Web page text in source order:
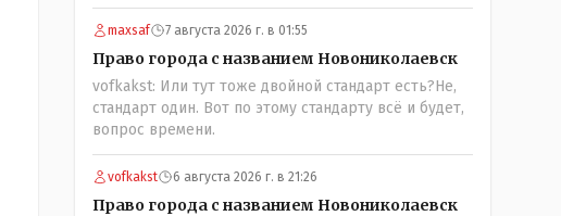
избрали и спросить увы не получается! Парадкс в
том что и власти это не особо нужно, когда пар
скапливается, ему требуется выход, а депутаты
были бы идеальным барашком на заклание! Но как
обычно, спешили, до конца не продумали, а тут ещё
на важных постах где думать должны были никого
не оказалось(отдыхали где то) вот так всё и
maxsaf 7 августа 2026 г. в 01:55
Право города с названием Новониколаевск
vofkakst: Или тут тоже двойной стандарт есть?Не,
стандарт один. Вот по этому стандарту всё и будет,
вопрос времени.
vofkakst 6 августа 2026 г. в 21:26
Право города с названием Новониколаевск